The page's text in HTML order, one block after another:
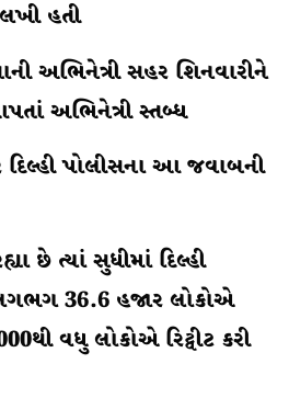
હતી
અભિનેત્રી સહર શિનવારીને
અભિનેત્રી સ્તબ્ધ
દિલ્હી પોલીસના આ જવાબની
છે ત્યાં સુધીમાં દિલ્હી
36.6 હજાર લોકોએ
વધુ લોકોએ રિટ્વીટ કરી